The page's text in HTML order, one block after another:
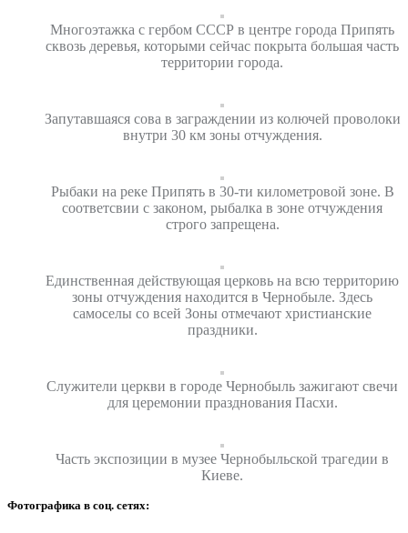
Многоэтажка с гербом СССР в центре города Припять
сквозь деревья, которыми сейчас покрыта большая часть
территории города.
Запутавшаяся сова в заграждении из колючей проволоки
внутри 30 км зоны отчуждения.
Рыбаки на реке Припять в 30-ти километровой зоне. В
соответсвии с законом, рыбалка в зоне отчуждения
строго запрещена.
Единственная действующая церковь на всю территорию
зоны отчуждения находится в Чернобыле. Здесь
самоселы со всей Зоны отмечают христианские
праздники.
Служители церкви в городе Чернобыль зажигают свечи
для церемонии празднования Пасхи.
Часть экспозиции в музее Чернобыльской трагедии в
Киеве.
Фотографика в соц. сетях: